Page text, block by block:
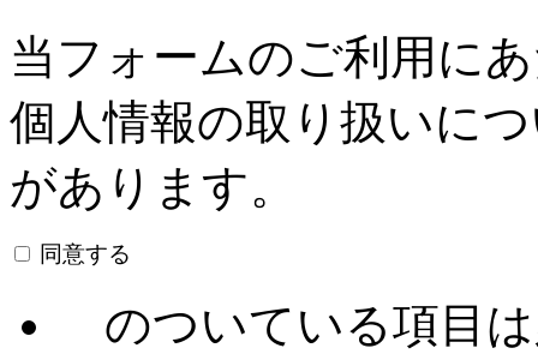
任命し、個人情報を適切かつ安
らの個人情報への不正アクセス
失、破壊、改ざん及び漏洩等を
じます。
株式会社ライオン事務器 （個
者） 経営管理本部長
2.個人情報の利用目的
当フォームのご利用に
個人情報の取り扱いに
があります。
同意する
のついている項目